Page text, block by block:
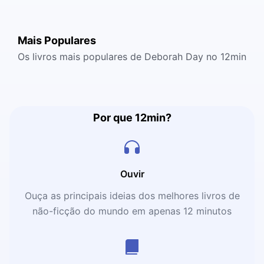
Mais Populares
Os livros mais populares de Deborah Day no 12min
Por que 12min?
Ouvir
Ouça as principais ideias dos melhores livros de
não-ficção do mundo em apenas 12 minutos